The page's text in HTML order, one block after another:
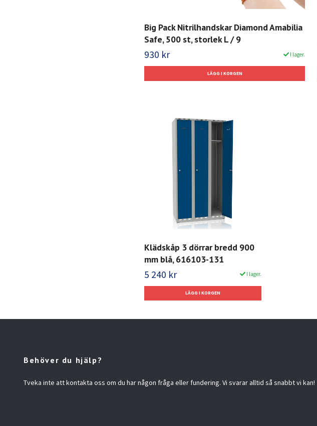
Big Pack Nitrilhandskar Diamond Amabilia
Safe, 500 st, storlek L / 9
930 kr I lager.
Klädskåp 3 dörrar bredd 900
mm blå, 616103-131
5 240 kr I lager.
Behöver du hjälp?
Tveka inte att kontakta oss om du har någon fråga eller fundering. Vi svarar alltid så snabbt vi kan!